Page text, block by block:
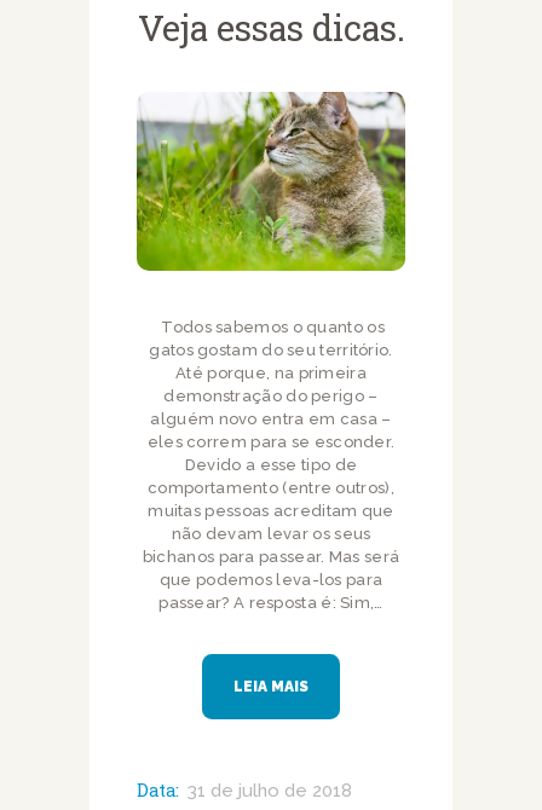
Veja essas dicas.
Todos sabemos o quanto os
gatos gostam do seu território.
Até porque, na primeira
demonstração do perigo –
alguém novo entra em casa –
eles correm para se esconder.
Devido a esse tipo de
comportamento (entre outros),
muitas pessoas acreditam que
não devam levar os seus
bichanos para passear. Mas será
que podemos leva-los para
passear? A resposta é: Sim,…
LEIA MAIS
Data: 31 de julho de 2018